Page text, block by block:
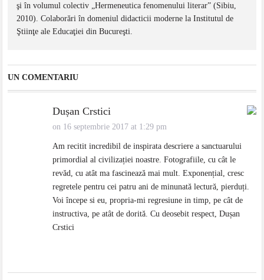
şi în volumul colectiv „Hermeneutica fenomenului literar” (Sibiu,
2010). Colaborări în domeniul didacticii moderne la Institutul de
Ştiinţe ale Educaţiei din Bucureşti.
UN COMENTARIU
Dușan Crstici
on 16 septembrie 2017 at 1:29 pm
Am recitit incredibil de inspirata descriere a sanctuarului
primordial al civilizației noastre. Fotografiile, cu cât le
revăd, cu atât ma fascinează mai mult. Exponențial, cresc
regretele pentru cei patru ani de minunată lectură, pierduți.
Voi începe si eu, propria-mi regresiune in timp, pe cât de
instructiva, pe atât de dorită. Cu deosebit respect, Dușan
Crstici